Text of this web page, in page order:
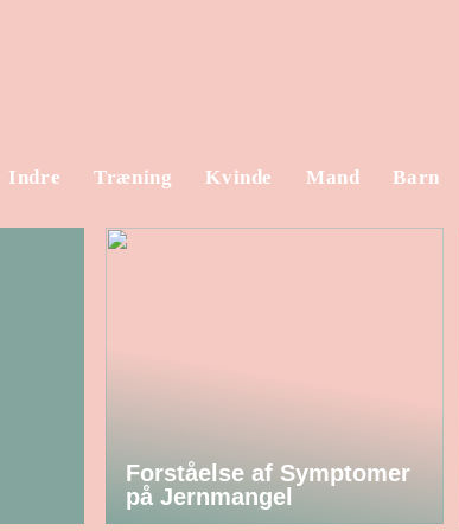
Indre Træning Kvinde Mand Barn
Forståelse af Symptomer
på Jernmangel